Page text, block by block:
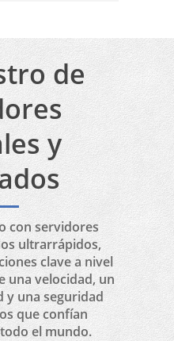
de
y
con servidores
ultrarrápidos,
clave a nivel
una velocidad, un
y una seguridad
que confían
el mundo.